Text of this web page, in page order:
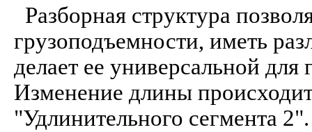
Разборная структура
грузоподъемности, иметь
делает ее универсальной
Изменение длины
"Удлинительного сегмента 2".